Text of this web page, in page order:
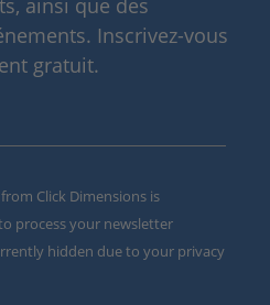
ainsi que des
Inscrivez-vous
gratuit.
Click Dimensions is
process your newsletter
hidden due to your privacy